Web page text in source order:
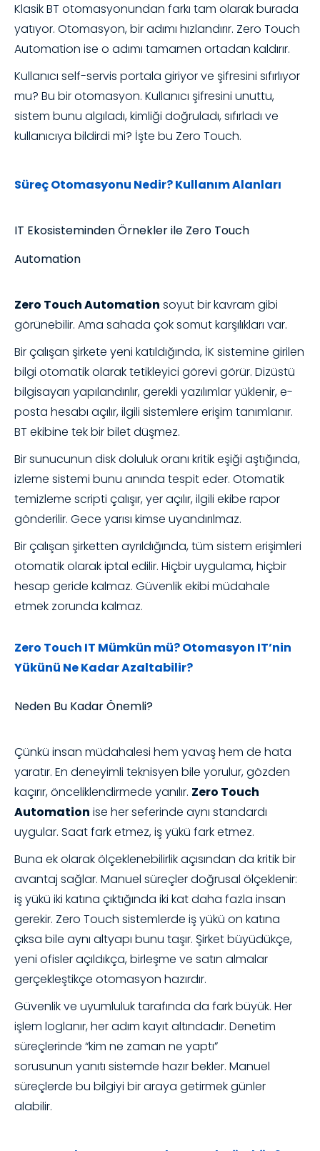
Klasik BT otomasyonundan farkı tam olarak burada
yatıyor. Otomasyon, bir adımı hızlandırır. Zero Touch
Automation ise o adımı tamamen ortadan kaldırır.
Kullanıcı self-servis portala giriyor ve şifresini sıfırlıyor
mu? Bu bir otomasyon. Kullanıcı şifresini unuttu,
sistem bunu algıladı, kimliği doğruladı, sıfırladı ve
kullanıcıya bildirdi mi? İşte bu Zero Touch.
Süreç Otomasyonu Nedir? Kullanım Alanları
IT Ekosisteminden Örnekler ile Zero Touch
Automation
Zero Touch Automation soyut bir kavram gibi
görünebilir. Ama sahada çok somut karşılıkları var.
Bir çalışan şirkete yeni katıldığında, İK sistemine girilen
bilgi otomatik olarak tetikleyici görevi görür. Dizüstü
bilgisayarı yapılandırılır, gerekli yazılımlar yüklenir, e-
posta hesabı açılır, ilgili sistemlere erişim tanımlanır.
BT ekibine tek bir bilet düşmez.
Bir sunucunun disk doluluk oranı kritik eşiği aştığında,
izleme sistemi bunu anında tespit eder. Otomatik
temizleme scripti çalışır, yer açılır, ilgili ekibe rapor
gönderilir. Gece yarısı kimse uyandırılmaz.
Bir çalışan şirketten ayrıldığında, tüm sistem erişimleri
otomatik olarak iptal edilir. Hiçbir uygulama, hiçbir
hesap geride kalmaz. Güvenlik ekibi müdahale
etmek zorunda kalmaz.
Zero Touch IT Mümkün mü? Otomasyon IT’nin
Yükünü Ne Kadar Azaltabilir?
Neden Bu Kadar Önemli?
Çünkü insan müdahalesi hem yavaş hem de hata
yaratır. En deneyimli teknisyen bile yorulur, gözden
kaçırır, önceliklendirmede yanılır. Zero Touch
Automation ise her seferinde aynı standardı
uygular. Saat fark etmez, iş yükü fark etmez.
Buna ek olarak ölçeklenebilirlik açısından da kritik bir
avantaj sağlar. Manuel süreçler doğrusal ölçeklenir:
iş yükü iki katına çıktığında iki kat daha fazla insan
gerekir. Zero Touch sistemlerde iş yükü on katına
çıksa bile aynı altyapı bunu taşır. Şirket büyüdükçe,
yeni ofisler açıldıkça, birleşme ve satın almalar
gerçekleştikçe otomasyon hazırdır.
Güvenlik ve uyumluluk tarafında da fark büyük. Her
işlem loglanır, her adım kayıt altındadır. Denetim
süreçlerinde “kim ne zaman ne yaptı”
sorusunun yanıtı sistemde hazır bekler. Manuel
süreçlerde bu bilgiyi bir araya getirmek günler
alabilir.